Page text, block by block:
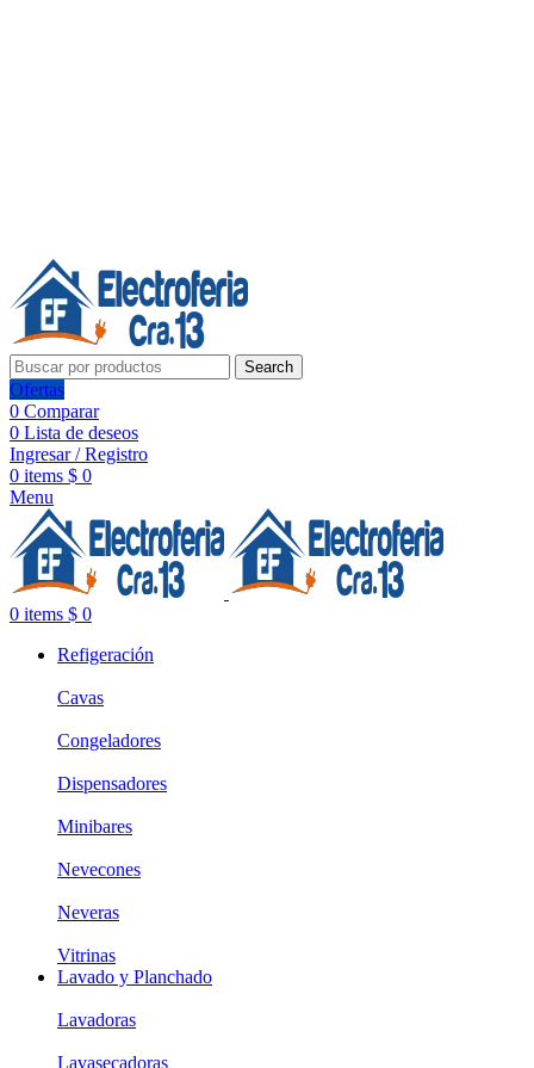
Search
Ofertas
0 Comparar
0 Lista de deseos
Ingresar / Registro
0 items $ 0
Menu
0 items $ 0
Refigeración
Cavas
Congeladores
Dispensadores
Minibares
Nevecones
Neveras
Vitrinas
Lavado y Planchado
Lavadoras
Lavasecadoras